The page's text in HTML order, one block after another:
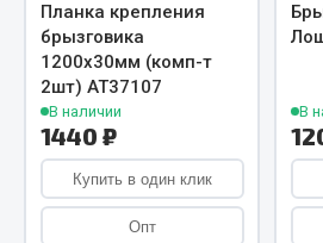
Патрубки
Прокладки
Рукава высокого давления
Весь раздел
Планка крепления
брызговика
1200х30мм (комп-т
2шт) АТ37107
В наличии
1440 ₽
Купить в один клик
Опт
В